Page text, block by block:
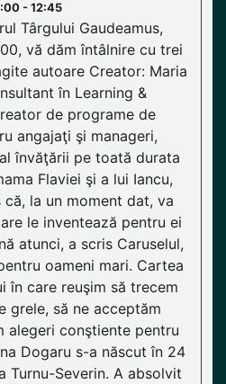
- 12:45
Târgului Gaudeamus,
vă dăm întâlnire cu trei
autoare Creator: Maria
în Learning &
de programe de
angajaţi şi manageri,
învăţării pe toată durata
Flaviei şi a lui Iancu,
la un moment dat, va
le inventează pentru ei
atunci, a scris Caruselul,
oameni mari. Cartea
în care reuşim să trecem
grele, să ne acceptăm
alegeri conştiente pentru
Dogaru s-a născut în 24
Turnu-Severin. A absolvit